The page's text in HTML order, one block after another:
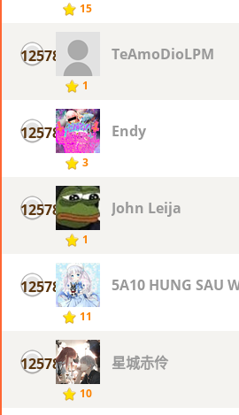
15
12578
1
TeAmoDioLPM
12578
3
Endy
12578
1
John Leija
12578
11
5A10 HUNG SAU
12578
10
星城赤伶